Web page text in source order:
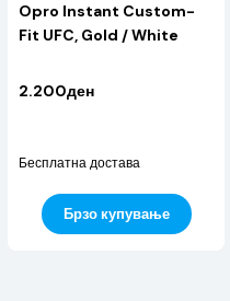
Opro Instant Custom-
Fit UFC, Gold / White
2.200ден
Бесплатна достава
Брзо купување